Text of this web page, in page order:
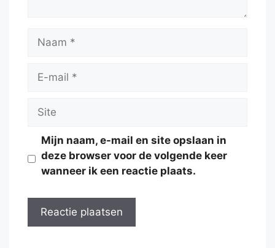
Naam
Site
Mijn naam, e-mail en site opslaan in
deze browser voor de volgende keer
wanneer ik een reactie plaats.